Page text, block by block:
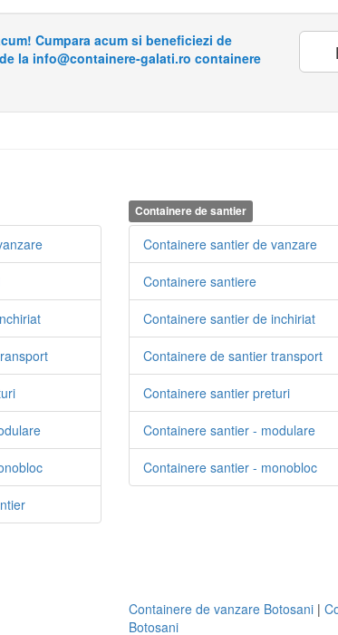
Cumpara acum si beneficiezi de
la info@containere-galati.ro containere
Containere de santier
Containere santier de vanzare
Containere santiere
Containere santier de inchiriat
Containere de santier transport
Containere santier preturi
Containere santier - modulare
Containere santier - monobloc
Containere de vanzare Botosani |
Botosani